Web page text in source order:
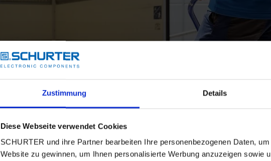
Zustimmung Details
Diese Webseite verwendet Cookies
SCHURTER und ihre Partner bearbeiten Ihre personenbezogenen Daten,
Website zu gewinnen, um Ihnen personalisierte Werbung anzuzeigen sowie